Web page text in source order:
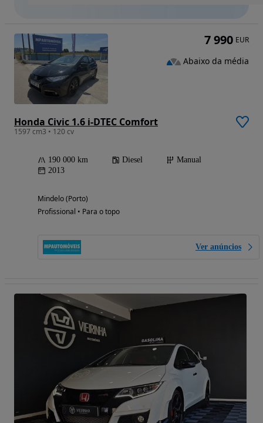
Honda Civic 1.6 i-DTEC Comfort
1597 cm3 • 120 cv
190 000 km Diesel
Manual
2013
Mindelo (Porto)
Profissional • Para o topo
Ver anúncios
7 990 EUR
Abaixo da média